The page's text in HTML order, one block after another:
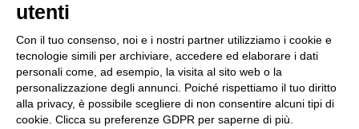
Calcola
utenti
Con il tuo consenso, noi e i nostri partner utilizziamo i cookie e
tecnologie simili per archiviare, accedere ed elaborare i dati
personali come, ad esempio, la visita al sito web o la
personalizzazione degli annunci. Poiché rispettiamo il tuo diritto
alla privacy, è possibile scegliere di non consentire alcuni tipi di
cookie. Clicca su preferenze GDPR per saperne di più.